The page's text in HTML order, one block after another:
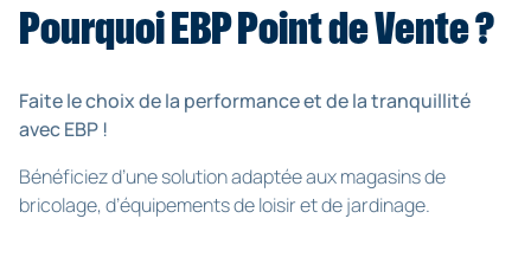
Pourquoi EBP Point de Vente ?
Faite le choix de la performance et de la tranquillité
avec EBP !
Bénéficiez d’une solution adaptée aux magasins de
bricolage, d’équipements de loisir et de jardinage.